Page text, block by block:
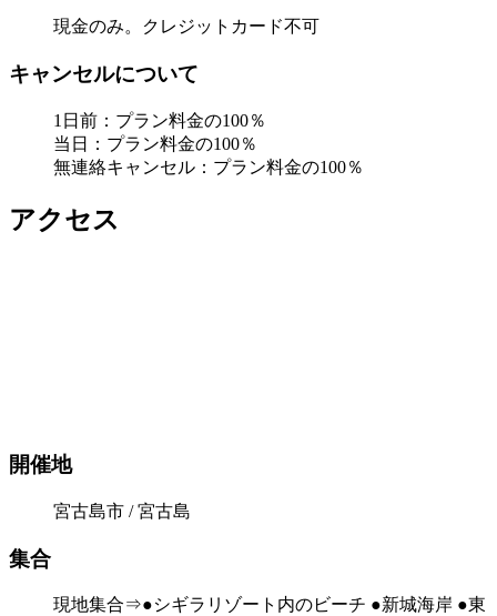
現金のみ。クレジットカード不可
キャンセルについて
1日前：プラン料金の100％
当日：プラン料金の100％
無連絡キャンセル：プラン料金の100％
アクセス
開催地
宮古島市 / 宮古島
集合
現地集合⇒●シギラリゾート内のビーチ ●新城海岸 ●東